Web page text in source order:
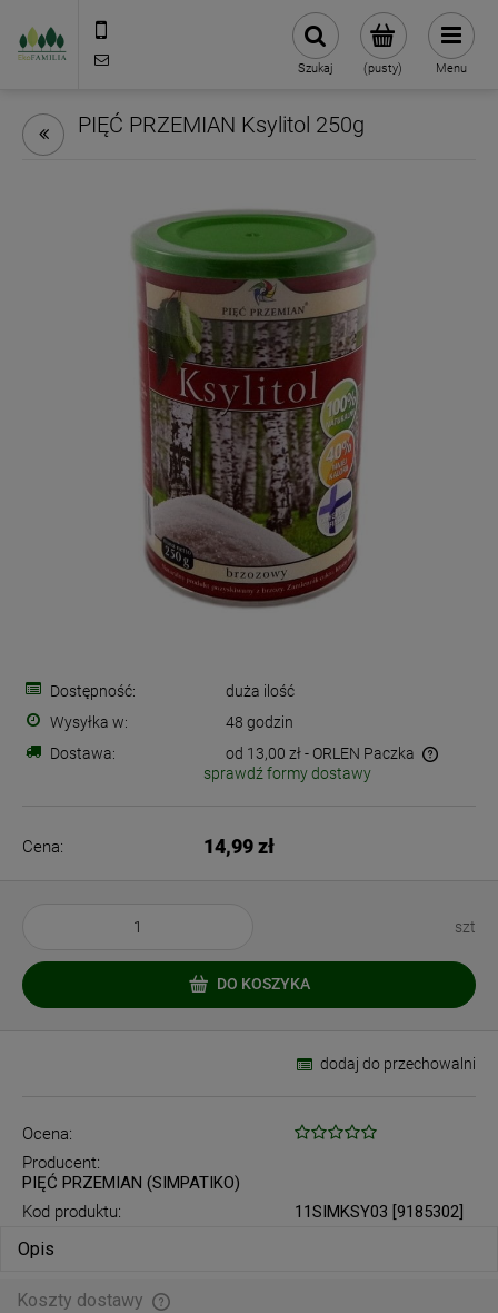
(pusty)
Szukaj Menu
PIĘĆ PRZEMIAN Ksylitol 250g
Dostępność:
duża ilość
Wysyłka w:
48 godzin
Dostawa:
od 13,00 zł- ORLEN Paczka
Cena nie zawiera ewentualnych kosztów płatności
sprawdź formy dostawy
Cena: 14,99 zł
szt
DO KOSZYKA
dodaj do przechowalni
Ocena:
Producent:
PIĘĆ PRZEMIAN (SIMPATIKO)
Kod produktu:
11SIMKSY03 [9185302]
Opis
Koszty dostawy